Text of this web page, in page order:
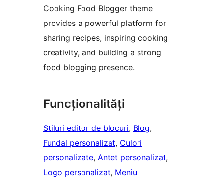
Cooking Food Blogger theme
provides a powerful platform for
sharing recipes, inspiring cooking
creativity, and building a strong
food blogging presence.
Funcționalități
Stiluri editor de blocuri, Blog
Fundal personalizat, Culori
personalizate, Antet personalizat
Logo personalizat, Meniu